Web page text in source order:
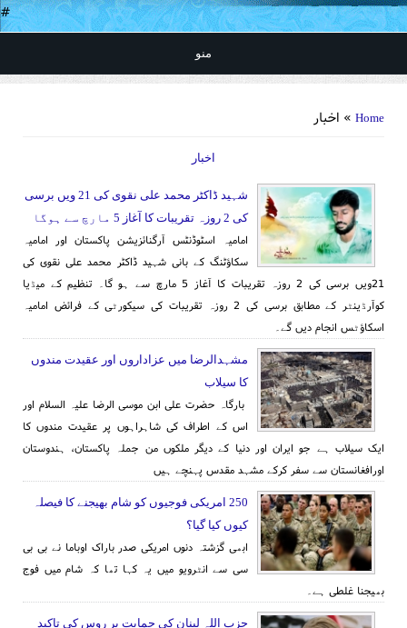
#
منو
Home » اخبار
اخبار
شہید ڈاکٹر محمد علی نقوی کی 21 ویں برسی
کی 2 روزہ تقریبات کا آغاز 5 مارچ سے ہوگا
امامیہ اسٹوڈنٹس آرگنائزیشن پاکستان اور امامیہ
سکاؤٹنگ کے بانی شہید ڈاکٹر محمد علی نقوی کی
21ویں برسی کی 2 روزہ تقریبات کا آغاز 5 مارچ سے ہو گا۔ تنظیم کے میڈیا
کوآرڈینٹر کے مطابق برسی کی 2 روزہ تقریبات کی سیکورٹی کے فرائض امامیہ
اسکاؤٹس انجام دیں گے۔
مشہدالرضا میں عزاداروں اور عقیدت مندوں
کا سیلاب
بارگاہ حضرت علی ابن موسی الرضا علیہ السلام اور
اس کے اطراف کی شاہراہوں پر عقیدت مندوں کا
ایک سیلاب ہے جو ایران اور دنیا کے دیگر ملکوں من جملہ پاکستان، ہندوستان
اورافغانستان سے سفر کرکے مشہد مقدس پہنچے ہیں
250 امریکی فوجیوں کو شام بھیجنے کا فیصلہ
کیوں کیا گیا؟
ابھی گزشتہ دنوں امریکی صدر باراک اوباما نے بی بی
سی سے انٹرویو میں یہ کہا تھا کہ شام میں فوج
بھیجنا غلطی ہے۔
حزب اللہ لبنان کی حمایت پر روس کی تاکید